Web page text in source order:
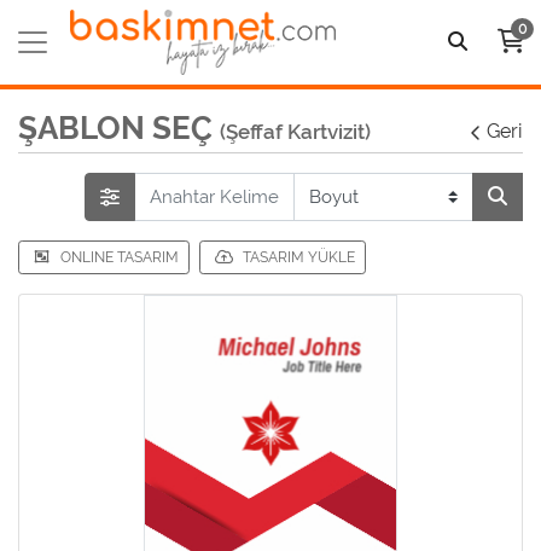
0
ŞABLON SEÇ (Şeffaf Kartvizit) Geri
ONLINE TASARIM TASARIM YÜKLE